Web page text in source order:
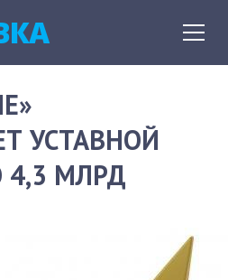
УСТАВНОЙ
4,3 МЛРД